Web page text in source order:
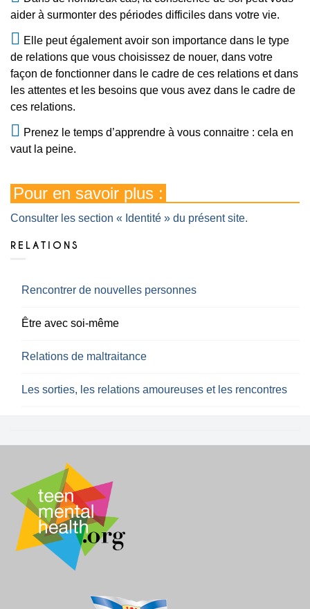
aider à surmonter des périodes difficiles dans votre vie.
Elle peut également avoir son importance dans le type
de relations que vous choisissez de nouer, dans votre
façon de fonctionner dans le cadre de ces relations et dans
les attentes et les besoins que vous avez dans le cadre de
ces relations.
Prenez le temps d’apprendre à vous connaitre : cela en
vaut la peine.
Pour en savoir plus :
Consulter les section « Identité » du présent site.
RELATIONS
Rencontrer de nouvelles personnes
Être avec soi-même
Relations de maltraitance
Les sorties, les relations amoureuses et les rencontres